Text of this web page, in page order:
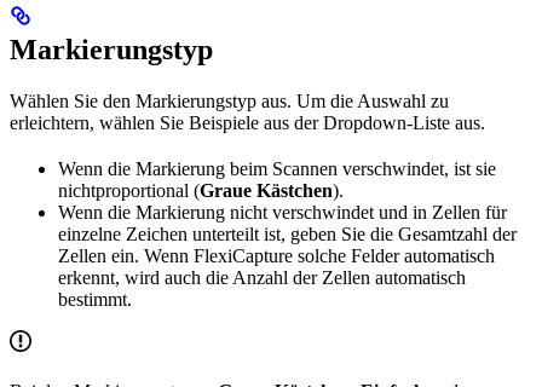
Markierungstyp
Wählen Sie den Markierungstyp aus. Um die Auswahl zu
erleichtern, wählen Sie Beispiele aus der Dropdown-Liste aus.
Wenn die Markierung beim Scannen verschwindet, ist sie
nichtproportional (Graue Kästchen).
Wenn die Markierung nicht verschwindet und in Zellen für
einzelne Zeichen unterteilt ist, geben Sie die Gesamtzahl der
Zellen ein. Wenn FlexiCapture solche Felder automatisch
erkennt, wird auch die Anzahl der Zellen automatisch
bestimmt.